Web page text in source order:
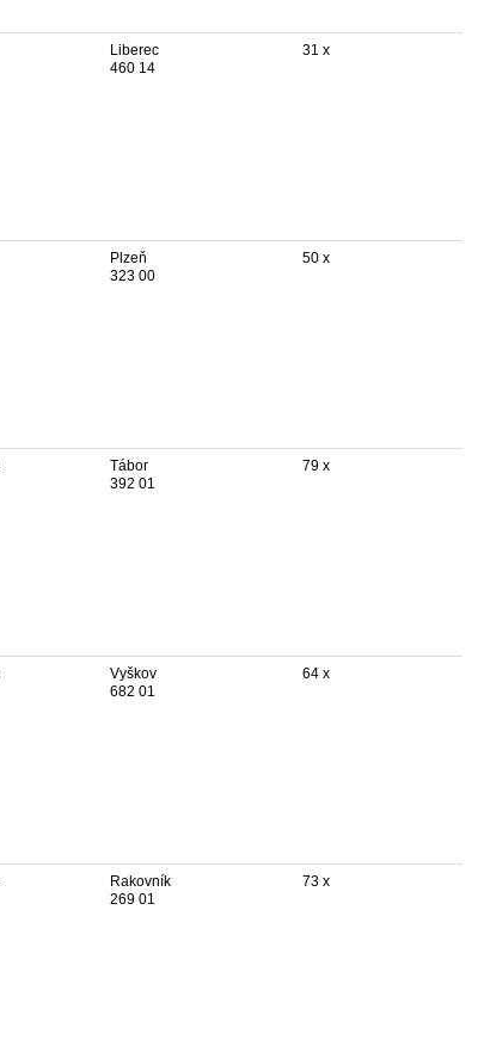
Liberec
460 14
31 x
Plzeň
323 00
50 x
Tábor
392 01
79 x
Vyškov
682 01
64 x
Rakovník
269 01
73 x